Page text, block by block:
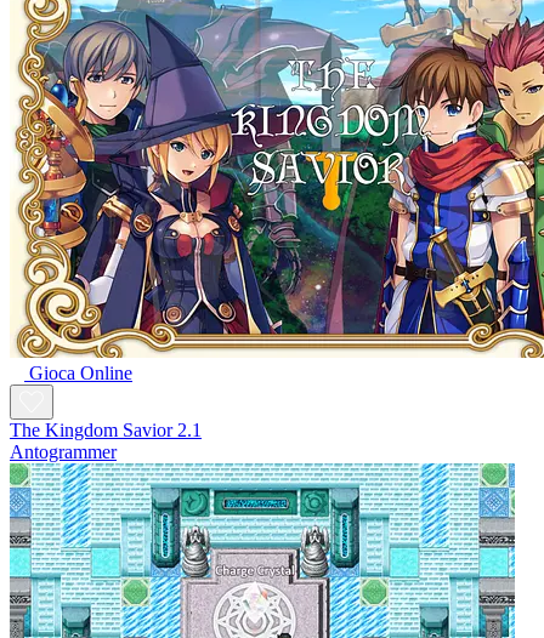
Gioca Online
The Kingdom Savior 2.1
Antogrammer